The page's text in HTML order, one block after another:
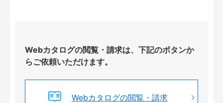
Webカタログの閲覧・請求は、下記のボタンか
らご依頼いただけます。
Webカタログの閲覧・請求